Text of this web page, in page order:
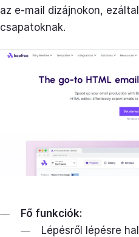
az e-mail dizájnokon,
csapatoknak.
Fő funkciók:
Lépésről lépésre